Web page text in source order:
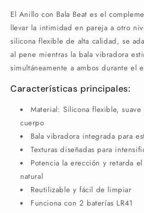
El Anillo con Bala Beat es el
llevar la intimidad en pareja a otro
silicona flexible de alta calidad, se
al pene mientras la bala vibradora
simultáneamente a ambos durante el
Características principales:
Material: Silicona flexible,
cuerpo
Bala vibradora integrada para
Texturas diseñadas para
Potencia la erección y retarda
natural
Reutilizable y fácil de limpiar
Funciona con 2 baterías LR41